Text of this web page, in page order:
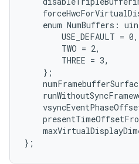
enum NumBuffers:
        USE_DEFAULT = 0,
        TWO = 2,
        THREE = 3,
    };